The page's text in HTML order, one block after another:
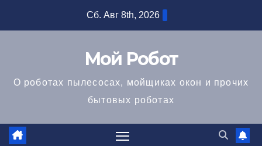
Сб. Авг 8th, 2026
Мой Робот
О роботах пылесосах, мойщиках окон и прочих
бытовых роботах